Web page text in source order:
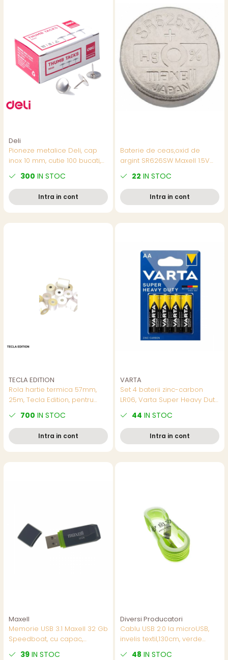
Deli
Pioneze metalice Deli, cap
inox 10 mm, cutie 100 bucati,
300 IN STOC
Intra in cont
Baterie de ceas,oxid de
argint SR626SW Maxell 1.5V
bucata/blister,(pret/buc)
22 IN STOC
Intra in cont
TECLA EDITION
Rola hartie termica 57mm,
25m, Tecla Edition, pentru
700 IN STOC
Intra in cont
VARTA
Set 4 baterii zinc-carbon
LR06, Varta Super Heavy Duty
44 IN STOC
Intra in cont
Maxell
Memorie USB 3.1 Maxell 32 Gb
Speedboat, cu capac,
neagra
39 IN STOC
Diversi Producatori
Cablu USB 2.0 la microUSB,
invelis textil,130cm, verde
fluorescent, CTM-G-02
48 IN STOC